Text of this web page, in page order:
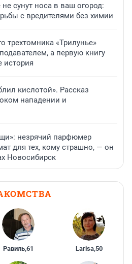
сунут носа в ваш огород:
с вредителями без химии
трехтомника «Трилунье»
а первую книгу
история
кислотой». Рассказ
нападении и
незрячий парфюмер
для тех, кому страшно, — он
Новосибирск
Равиль,61 Larisa,50